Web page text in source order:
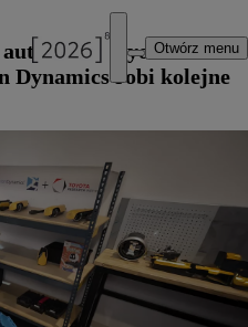
Otwórz menu
Toyota
Dynamics robi kolejne